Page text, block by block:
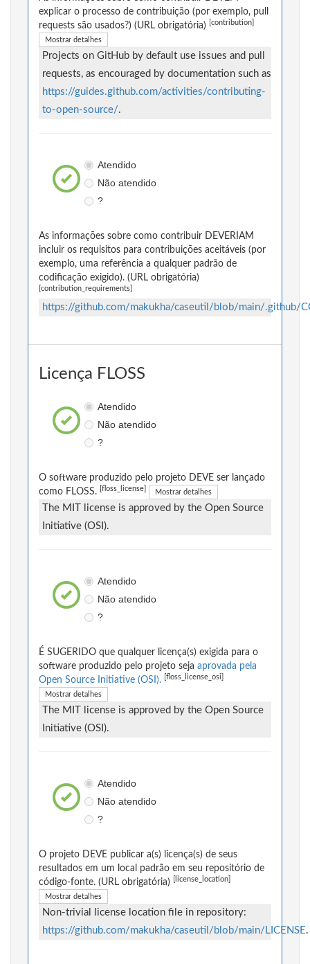
explicar o processo de contribuição (por exemplo, pull
requests são usados?) (URL obrigatória)
[contribution]
Mostrar detalhes
Projects on GitHub by default use issues and pull
requests, as encouraged by documentation such as
https://guides.github.com/activities/contributing-
to-open-source/.
Atendido
Não atendido
?
As informações sobre como contribuir DEVERIAM
incluir os requisitos para contribuições aceitáveis (por
exemplo, uma referência a qualquer padrão de
codificação exigido). (URL obrigatória)
[contribution_requirements]
https://github.com/makukha/caseutil/blob/main/.github/
Licença FLOSS
Atendido
Não atendido
?
O software produzido pelo projeto DEVE ser lançado
como FLOSS.
[floss_license] Mostrar detalhes
The MIT license is approved by the Open Source
Initiative (OSI).
Atendido
Não atendido
?
É SUGERIDO que qualquer licença(s) exigida para o
software produzido pelo projeto seja aprovada pela
Open Source Initiative (OSI).
[floss_license_osi]
Mostrar detalhes
The MIT license is approved by the Open Source
Initiative (OSI).
Atendido
Não atendido
?
O projeto DEVE publicar a(s) licença(s) de seus
resultados em um local padrão em seu repositório de
código-fonte. (URL obrigatória)
[license_location]
Mostrar detalhes
Non-trivial license location file in repository:
https://github.com/makukha/caseutil/blob/main/LICENSE.